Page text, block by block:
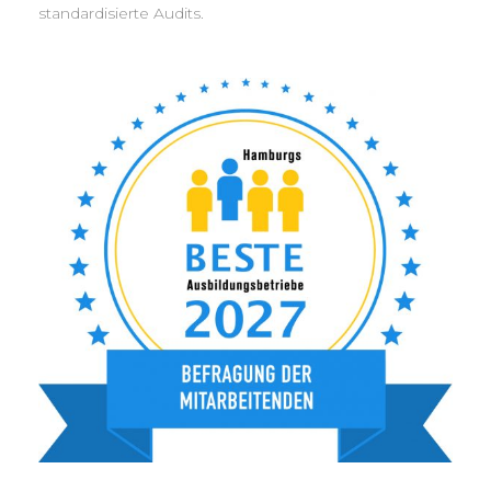
standardisierte Audits.